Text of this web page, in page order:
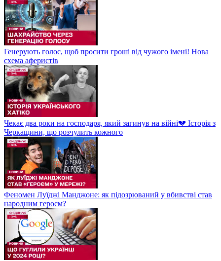
Генерують голос, щоб просити гроші від чужого імені! Нова
схема аферистів
Чекає два роки на господаря, який загинув на війні💔 Історія з
Черкащини, що розчулить кожного
Феномен Луїджі Манджоне: як підозрюваний у вбивстві став
народним героєм?